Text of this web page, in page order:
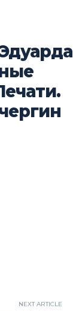
NEXT ARTICLE